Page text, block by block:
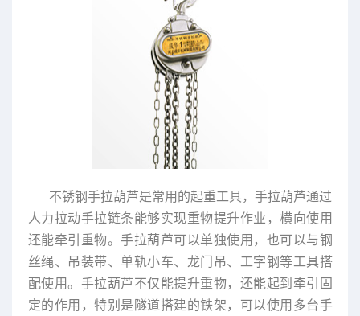
不锈钢手拉葫芦是常用的起重工具，手拉葫芦通过
人力拉动手拉链条能够实现重物提升作业，横向使用
还能牵引重物。手拉葫芦可以单独使用，也可以与钢
丝绳、吊装带、单轨小车、龙门吊、工字钢等工具搭
配使用。手拉葫芦不仅能提升重物，还能起到牵引固
定的作用，特别是隧道搭建的铁架，可以使用多台手